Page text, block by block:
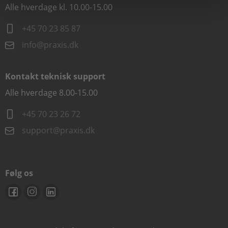
Alle hverdage kl. 10.00-15.00
+45 70 23 85 87
info@praxis.dk
Kontakt teknisk support
Alle hverdage 8.00-15.00
+45 70 23 26 72
support@praxis.dk
Følg os